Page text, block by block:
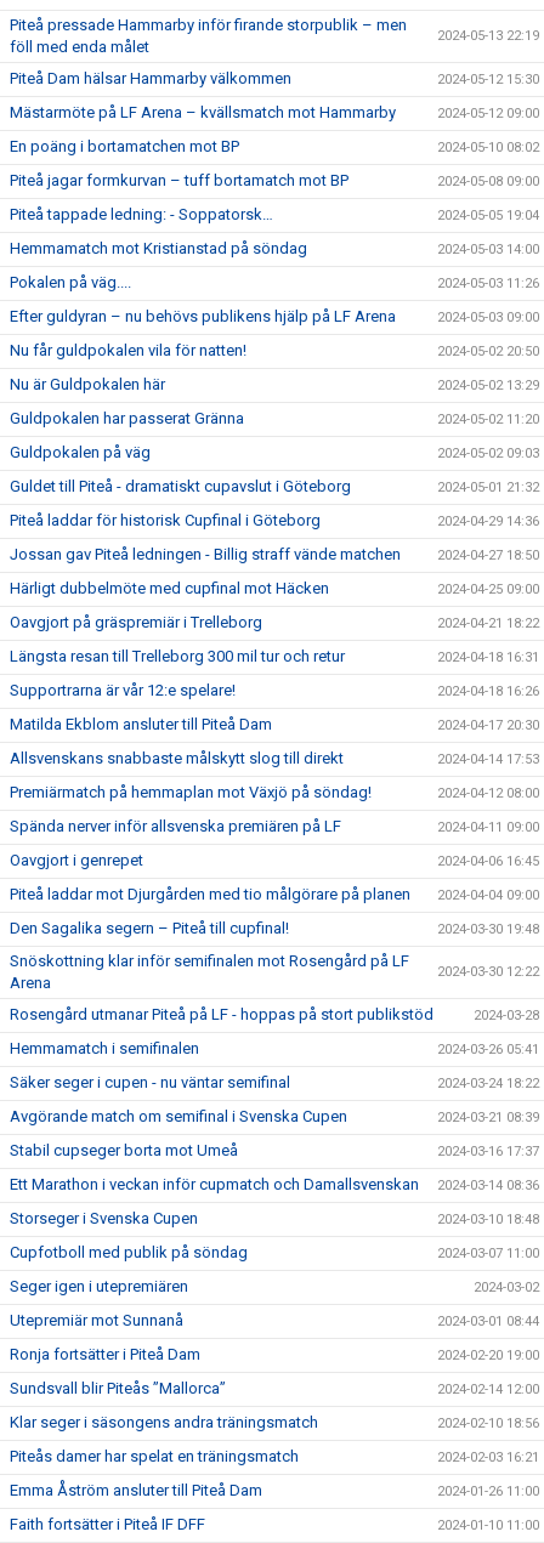
Piteå pressade Hammarby inför firande storpublik – men
föll med enda målet
2024-05-13 22:19
Piteå Dam hälsar Hammarby välkommen 2024-05-12 15:30
Mästarmöte på LF Arena – kvällsmatch mot Hammarby 2024-05-12 09:00
En poäng i bortamatchen mot BP 2024-05-10 08:02
Piteå jagar formkurvan – tuff bortamatch mot BP 2024-05-08 09:00
Piteå tappade ledning: - Soppatorsk… 2024-05-05 19:04
Hemmamatch mot Kristianstad på söndag 2024-05-03 14:00
Pokalen på väg.... 2024-05-03 11:26
Efter guldyran – nu behövs publikens hjälp på LF Arena 2024-05-03 09:00
Nu får guldpokalen vila för natten! 2024-05-02 20:50
Nu är Guldpokalen här 2024-05-02 13:29
Guldpokalen har passerat Gränna 2024-05-02 11:20
Guldpokalen på väg 2024-05-02 09:03
Guldet till Piteå - dramatiskt cupavslut i Göteborg 2024-05-01 21:32
Piteå laddar för historisk Cupfinal i Göteborg 2024-04-29 14:36
Jossan gav Piteå ledningen - Billig straff vände matchen 2024-04-27 18:50
Härligt dubbelmöte med cupfinal mot Häcken 2024-04-25 09:00
Oavgjort på gräspremiär i Trelleborg 2024-04-21 18:22
Längsta resan till Trelleborg 300 mil tur och retur 2024-04-18 16:31
Supportrarna är vår 12:e spelare! 2024-04-18 16:26
Matilda Ekblom ansluter till Piteå Dam 2024-04-17 20:30
Allsvenskans snabbaste målskytt slog till direkt 2024-04-14 17:53
Premiärmatch på hemmaplan mot Växjö på söndag! 2024-04-12 08:00
Spända nerver inför allsvenska premiären på LF 2024-04-11 09:00
Oavgjort i genrepet 2024-04-06 16:45
Piteå laddar mot Djurgården med tio målgörare på planen 2024-04-04 09:00
Den Sagalika segern – Piteå till cupfinal! 2024-03-30 19:48
Snöskottning klar inför semifinalen mot Rosengård på LF
Arena
2024-03-30 12:22
Rosengård utmanar Piteå på LF - hoppas på stort publikstöd 2024-03-28
Hemmamatch i semifinalen 2024-03-26 05:41
Säker seger i cupen - nu väntar semifinal 2024-03-24 18:22
Avgörande match om semifinal i Svenska Cupen 2024-03-21 08:39
Stabil cupseger borta mot Umeå 2024-03-16 17:37
Ett Marathon i veckan inför cupmatch och Damallsvenskan 2024-03-14 08:36
Storseger i Svenska Cupen 2024-03-10 18:48
Cupfotboll med publik på söndag 2024-03-07 11:00
Seger igen i utepremiären 2024-03-02
Utepremiär mot Sunnanå 2024-03-01 08:44
Ronja fortsätter i Piteå Dam 2024-02-20 19:00
Sundsvall blir Piteås ”Mallorca” 2024-02-14 12:00
Klar seger i säsongens andra träningsmatch 2024-02-10 18:56
Piteås damer har spelat en träningsmatch 2024-02-03 16:21
Emma Åström ansluter till Piteå Dam 2024-01-26 11:00
Faith fortsätter i Piteå IF DFF 2024-01-10 11:00